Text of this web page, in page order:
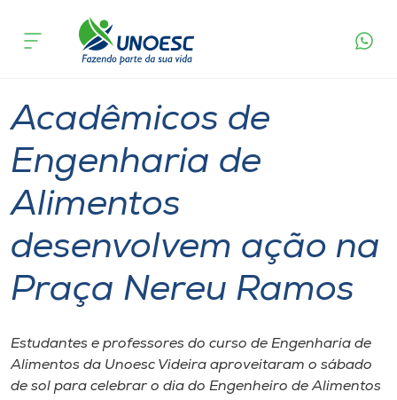
Cursos
Pesquisa
Atendimento ao Estudante
Portal de Ensino
Internacionalização
acontece
Acadêmicos de
Engenharia de
Alimentos
desenvolvem ação na
Praça Nereu Ramos
Estudantes e professores do curso de Engenharia de
Alimentos da Unoesc Videira aproveitaram o sábado
de sol para celebrar o dia do Engenheiro de Alimentos